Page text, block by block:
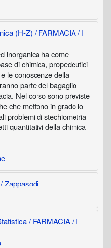
(H-Z) / FARMACIA / I
inorganica ha come
di chimica, propedeutici
le conoscenze della
parte del bagaglio
Nel corso sono previste
che mettono in grado lo
problemi di stechiometria
quantitativi della chimica
Zappasodi
/ FARMACIA / I